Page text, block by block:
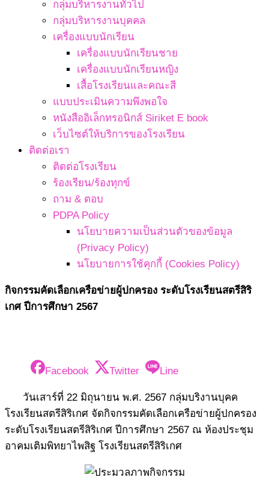
กลุ่มบริหารงานทั่วไป
กลุ่มบริหารงานบุคคล
เครื่องแบบนักเรียน
เครื่องแบบนักเรียนชาย
เครื่องแบบนักเรียนหญิง
เสื้อโรงเรียนและคณะสี
แบบประเมินความพึงพอใจ
หนังสืออิเล็กทรอนิกส์ Siriket E book
เว็บไซต์ให้บริการของโรงเรียน
ติดต่อเรา
ติดต่อโรงเรียน
ร้องเรียน/ร้องทุกข์
ถาม & ตอบ
PDPA Policy
นโยบายความเป็นส่วนตัวของข้อมูล
(Privacy Policy)
นโยบายการใช้คุกกี้ (Cookies Policy)
กิจกรรมคัดเลือกเครือข่ายผู้ปกครอง ระดับโรงเรียนสตรีสิริ
เกศ ปีการศึกษา 2567
Facebook Twitter Line
วันเสาร์ที่ 22 มิถุนายน พ.ศ. 2567 กลุ่มบริงานบุคค
โรงเรียนสตรีสิริเกศ จัดกิจกรรมคัดเลือกเครือข่ายผู้ปกครอง
ระดับโรงเรียนสตรีสิริเกศ ปีการศึกษา 2567 ณ ห้องประชุม
อาคมเติมพิทยาไพสิฐ โรงเรียนสตรีสิริเกศ